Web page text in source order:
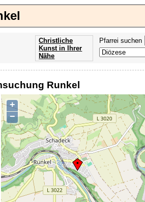
Pfarrei suchen
Christliche
Kunst in Ihrer
Nähe
Runkel
+
−